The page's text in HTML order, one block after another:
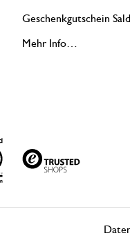
Geschenkgutschein
Mehr Info…